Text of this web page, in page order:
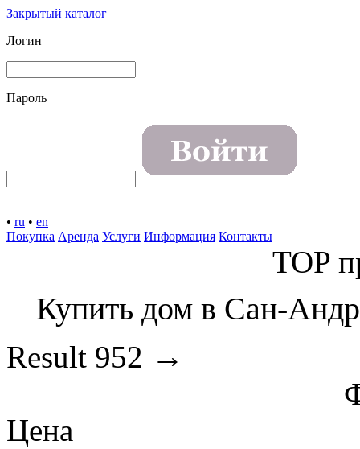
Закрытый каталог
Логин
Пароль
• ru • en
Покупка Аренда Услуги Информация Контакты
TOP
Купить дом в Сан-
Result 952 →
Цена